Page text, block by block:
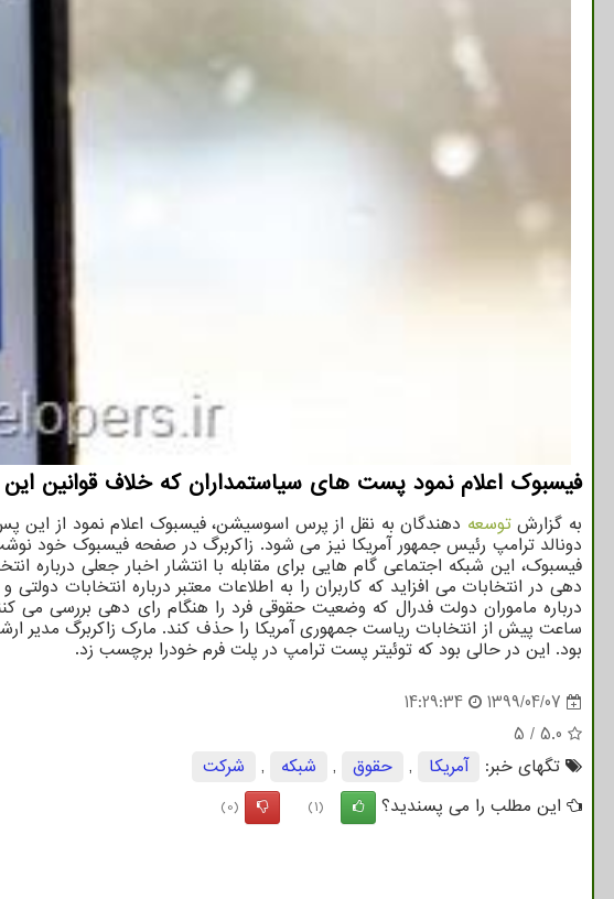
فیسبوك اعلام نمود پست های سیاستمداران كه خلاف قوانین
به گزارشتوسعه دهندگان به نقل از پرس اسوسیشن، فیسبوک اعلام نمود از
دونالد ترامپ رئیس جمهور آمریکا نیز می شود. زاکربرگ در صفحه فیسبوک خود
فیسبوک، این شبکه اجتماعی گام هایی برای مقابله با انتشار اخبار جعلی
دهی در انتخابات می افزاید که کاربران را به اطلاعات معتبر درباره
ساعت پیش از انتخابات ریاست جمهوری آمریکا را حذف کند. مارک زاکربرگ مدیر
بود. این در حالی بود که توئیتر پست ترامپ در پلت فرم خودرا برچسب زد.
1399/04/07
14:29:34
5.0
/
5
تگهای خبر:
آمریكا , حقوق , شبكه ,
شركت
این مطلب را می پسندید؟
(1)
(0)